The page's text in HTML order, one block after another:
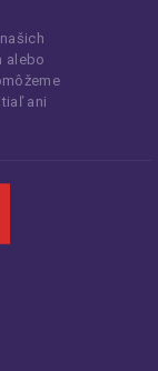
alebo
ani